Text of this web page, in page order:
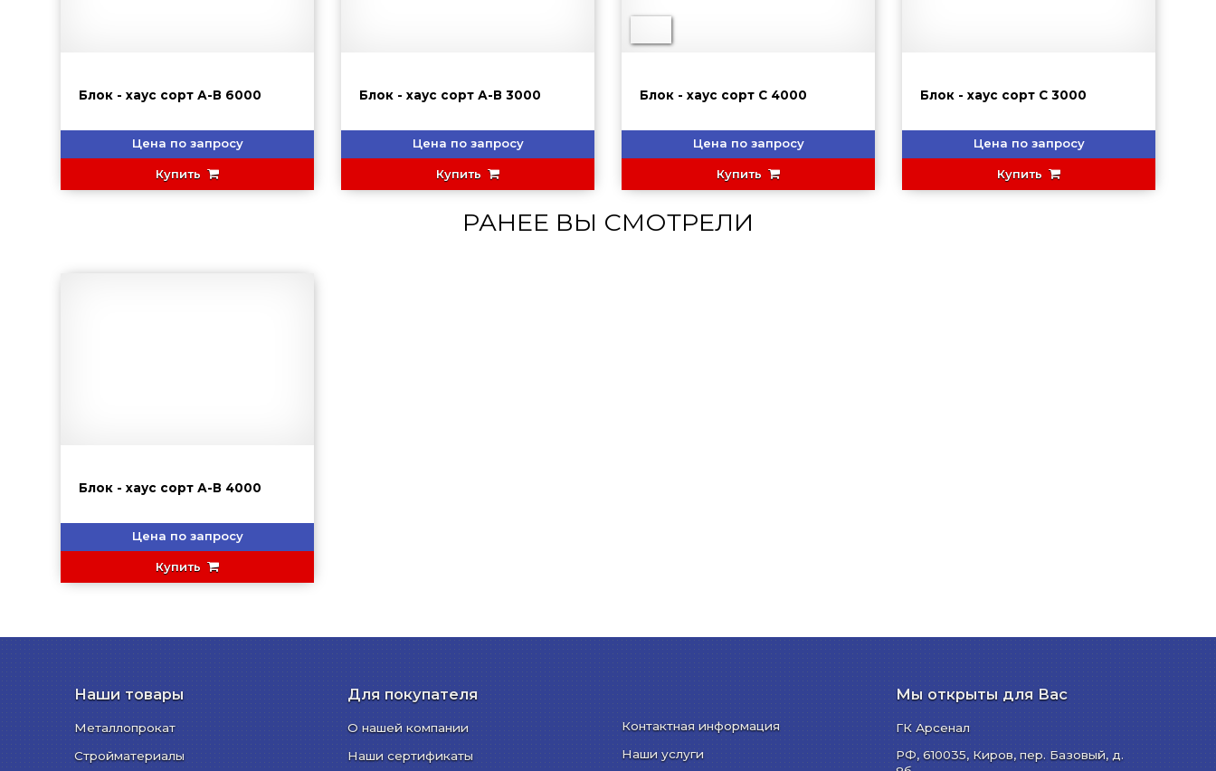
Блок - хаус сорт А-В 6000
Цена по запросу
Купить
Блок - хаус сорт А-В 3000
Цена по запросу
Купить
Блок - хаус сорт С 4000
Цена по запросу
Купить
Блок - хаус сорт С 3000
Цена по запросу
Купить
РАНЕЕ ВЫ СМОТРЕЛИ
Блок - хаус сорт А-В 4000
Цена по запросу
Купить
Наши товары
Металлопрокат
Стройматериалы
Для покупателя
О нашей компании
Наши сертификаты
Контактная информация
Наши услуги
Мы открыты для Вас
ГК Арсенал
РФ, 610035, Киров, пер. Базовый, д.